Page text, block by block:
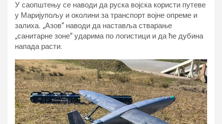
У саопштењу се наводи да руска војска користи путеве
у Маријупољу и околини за транспорт војне опреме и
залиха. „Азов“ наводи да наставља стварање
„санитарне зоне“ ударима по логистици и да ће дубина
напада расти.